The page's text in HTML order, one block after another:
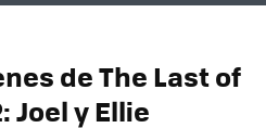
de The Last of
Joel y Ellie